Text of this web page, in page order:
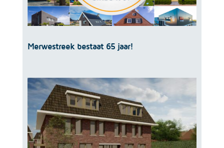
Merwestreek bestaat 65 jaar!